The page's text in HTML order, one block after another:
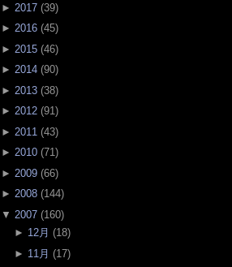
► 2017 (39)
► 2016 (45)
► 2015 (46)
► 2014 (90)
► 2013 (38)
► 2012 (91)
► 2011 (43)
► 2010 (71)
► 2009 (66)
► 2008 (144)
▼ 2007 (160)
► 12月 (18)
► 11月 (17)